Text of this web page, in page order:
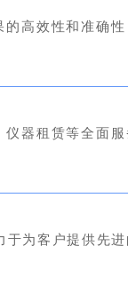
高效性和准确
器租赁等全面
为客户提供先